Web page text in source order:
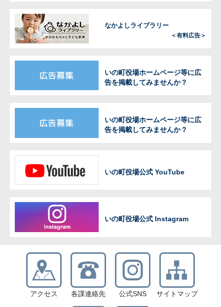
なかよしライブラリー
＜有料広告＞
いの町役場ホームページ等に広
告を掲載してみませんか？
いの町役場ホームページ等に広
告を掲載してみませんか？
いの町役場公式 YouTube
いの町役場公式 Instagram
アクセス 各課連絡先 公式SNS サイトマップ